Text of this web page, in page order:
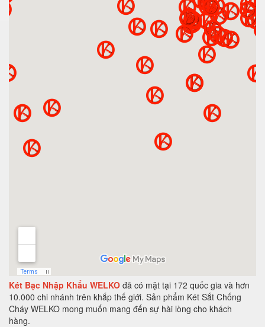
Két Bạc Nhập Khẩu WELKO đã có mặt tại 172 quốc gia và hơn
10.000 chi nhánh trên khắp thế giới. Sản phẩm Két Sắt Chống
Cháy WELKO mong muốn mang đến sự hài lòng cho khách
hàng.